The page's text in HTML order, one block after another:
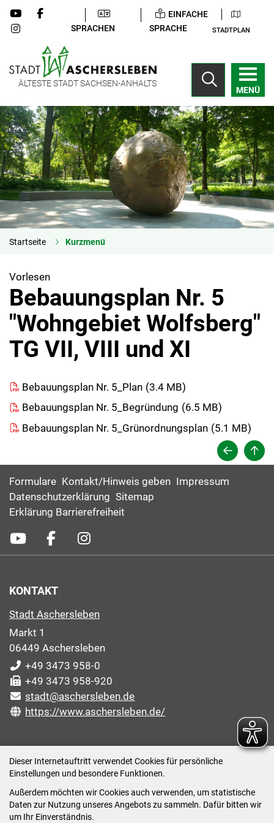
Dieser Internetauftritt verwendet Cookies für persönliche
Einstellungen und besondere Funktionen.
Außerdem möchten wir Cookies auch verwenden, um statistische
Daten zur Nutzung unseres Angebots zu sammeln. Dafür bitten wir
um Ihr Einverständnis.
SPRACHEN
EINFACHE
SPRACHE
STADTPLAN
ÄLTESTE STADT SACHSEN-ANHALTS
MENÜ
Startseite Kurzmenü
Vorlesen
Bebauungsplan Nr. 5
"Wohngebiet Wolfsberg"
TG VII, VIII und XI
Bebauungsplan Nr. 5_Plan (3.4 MB)
Bebauungsplan Nr. 5_Begründung (6.5 MB)
Bebauungsplan Nr. 5_Grünordnungsplan (5.1 MB)
Formulare Kontakt/Hinweis geben Impressum
Datenschutzerklärung Sitemap
Erklärung Barrierefreiheit
KONTAKT
Stadt Aschersleben
Markt 1
06449 Aschersleben
+49 3473 958-0
+49 3473 958-920
stadt@aschersleben.de
https://www.aschersleben.de/
Montag: 09:00-12:00 /14:00-15:00 Uhr
Dienstag: 09:00-12:00 /14:00-16:00 Uhr
Mittwoch: 09:00 - 12:00 Uhr (nach vorheriger